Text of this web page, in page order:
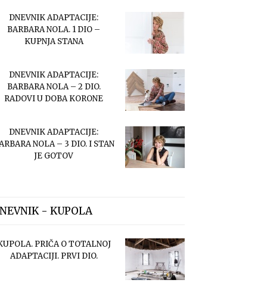
DNEVNIK ADAPTACIJE:
BARBARA NOLA. 1 DIO –
KUPNJA STANA
DNEVNIK ADAPTACIJE:
BARBARA NOLA – 2 DIO.
RADOVI U DOBA KORONE
DNEVNIK ADAPTACIJE:
NOLA – 3 DIO. I STAN
JE GOTOV
- KUPOLA
PRIČA O TOTALNOJ
ADAPTACIJI. PRVI DIO.